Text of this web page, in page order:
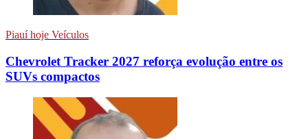
Piauí hoje Veículos
Chevrolet Tracker 2027 reforça evolução entre os
SUVs compactos